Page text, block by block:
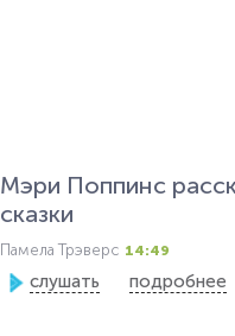
Мэри Поппинс
сказки
Памела Трэверс 14:49
слушать подробнее